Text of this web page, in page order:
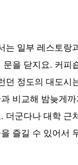
는 일부 레스토랑
을 닫지요. 커피
던 정도의 대도시
비교해 밤늦게
더군다나 대학 근
즐길 수 있어서